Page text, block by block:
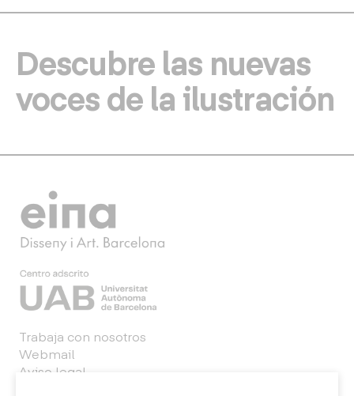
Descubre las nuevas
voces de la ilustración
Trabaja con nosotros
Webmail
Aviso legal